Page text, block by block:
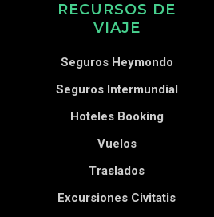
RECURSOS DE
VIAJE
Seguros Heymondo
Seguros Intermundial
Hoteles Booking
Vuelos
Traslados
Excursiones Civitatis